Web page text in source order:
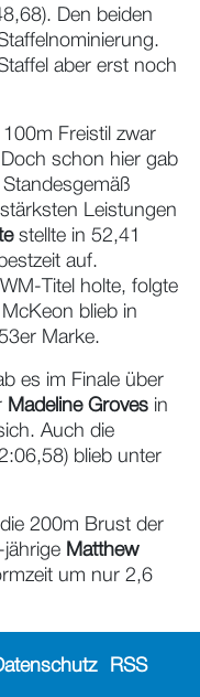
Den beiden
aber erst noch
Freistil zwar
schon hier gab
Leistungen
stellte in 52,41
auf.
Titel holte, folgte
blieb in
Marke.
es im Finale über
Madeline Groves in
Auch die
blieb unter
200m Brust der
jährige Matthew
um nur 2,6
RSS